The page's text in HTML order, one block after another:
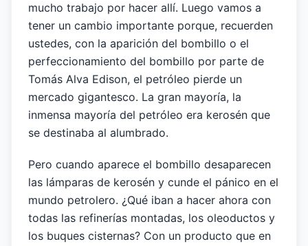
mucho trabajo por hacer allí. Luego vamos a
tener un cambio importante porque, recuerden
ustedes, con la aparición del bombillo o el
perfeccionamiento del bombillo por parte de
Tomás Alva Edison, el petróleo pierde un
mercado gigantesco. La gran mayoría, la
inmensa mayoría del petróleo era kerosén que
se destinaba al alumbrado.
Pero cuando aparece el bombillo desaparecen
las lámparas de kerosén y cunde el pánico en el
mundo petrolero. ¿Qué iban a hacer ahora con
todas las refinerías montadas, los oleoductos y
los buques cisternas? Con un producto que en